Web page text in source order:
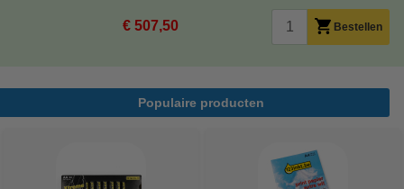
€ 507,50 Bestellen
Populaire producten